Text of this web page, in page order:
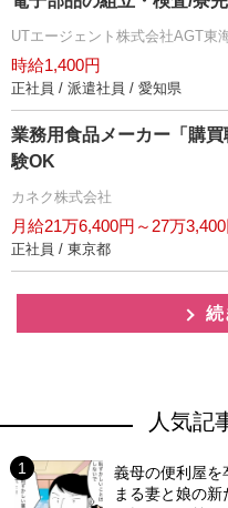
UTエージェント株式会社AGT東
時給1,400円
正社員 / 派遣社員 / 愛知県
業務用食品メーカー「購
験OK
カネク株式会社
月給21万6,400円～27万
正社員 / 東京都
続
人気記
義母の便利屋を
まる妻と娘の